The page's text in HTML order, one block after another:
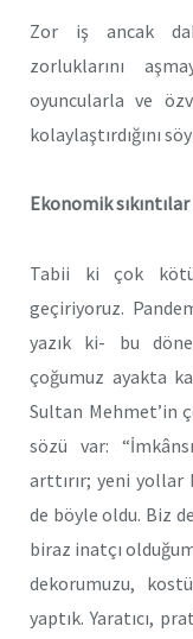
Zor iş ancak
zorluklarını
oyuncularla ve
kolaylaştırdığını
Ekonomik
Tabii ki çok
geçiriyoruz.
yazık ki- bu
çoğumuz ayakta
Sultan Mehmet’in
sözü var:
arttırır; yeni yollar
de böyle oldu. Biz
biraz inatçı
dekorumuzu,
yaptık. Yaratıcı,